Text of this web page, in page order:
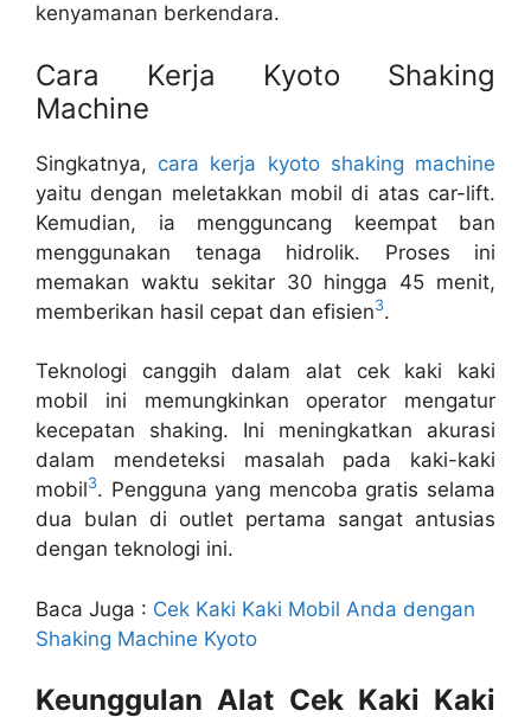
kenyamanan berkendara.
Cara Kerja Kyoto Shaking
Machine
Singkatnya, cara kerja kyoto shaking machine
yaitu dengan meletakkan mobil di atas car-lift.
Kemudian, ia mengguncang keempat ban
menggunakan tenaga hidrolik. Proses ini
memakan waktu sekitar 30 hingga 45 menit,
memberikan hasil cepat dan efisien3.
Teknologi canggih dalam alat cek kaki kaki
mobil ini memungkinkan operator mengatur
kecepatan shaking. Ini meningkatkan akurasi
dalam mendeteksi masalah pada kaki-kaki
mobil3. Pengguna yang mencoba gratis selama
dua bulan di outlet pertama sangat antusias
dengan teknologi ini.
Baca Juga : Cek Kaki Kaki Mobil Anda dengan
Shaking Machine Kyoto
Keunggulan Alat Cek Kaki Kaki